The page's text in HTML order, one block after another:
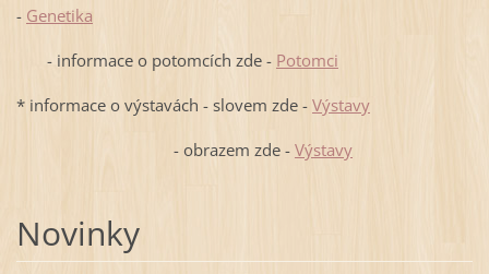
- Genetika
- informace o potomcích zde - Potomci
* informace o výstavách - slovem zde - Výstavy
- obrazem zde - Výstavy
Novinky